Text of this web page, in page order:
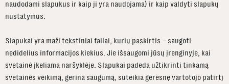
naudodami slapukus ir kaip ji yra naudojama) ir kaip valdyti slapukų
nustatymus.
Slapukai yra maži tekstiniai failai, kurių paskirtis – saugoti
nedidelius informacijos kiekius. Jie išsaugomi jūsų įrenginyje, kai
svetainė įkeliama naršyklėje. Slapukai padeda užtikrinti tinkamą
svetainės veikimą, gerina saugumą, suteikia geresnę vartotojo patirtį